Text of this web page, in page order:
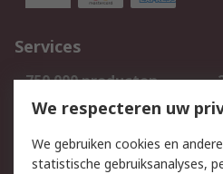
Services
750.000 producten
Bestellen
Track & Trace
We respecteren uw
We gebruiken cookies en
statistische gebruiksanalyses,